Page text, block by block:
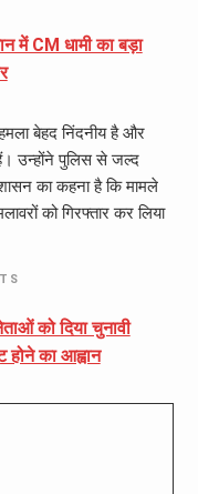
में CM धामी का बड़ा
बेहद निंदनीय है और
उन्होंने पुलिस से जल्द
का कहना है कि मामले
को गिरफ्तार कर लिया
को दिया चुनावी
का आह्वान